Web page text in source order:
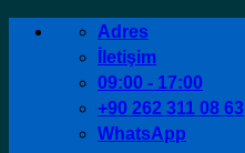
İçeriğe
Adres
İletişim
09:00 - 17:00
+90 262 311 08 63
WhatsApp